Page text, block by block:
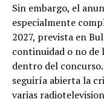
Sin embargo, el
especialmente
2027, prevista en
continuidad o no de
dentro del
seguiría abierta la
varias